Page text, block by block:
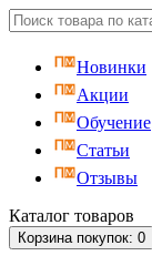
Новинки
Акции
Обучение
Статьи
Отзывы
Каталог товаров
Корзинапокупок: 0